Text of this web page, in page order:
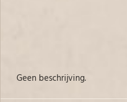
Geen beschrijving.